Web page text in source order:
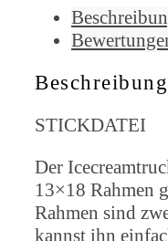
Beschreibung
STICKDATEI
Der
13×18 Rahmen
Rahmen sind
kannst ihn